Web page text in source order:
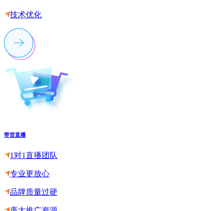
技术优化
带货直播
1对1直播团队
专业更放心
品牌质量过硬